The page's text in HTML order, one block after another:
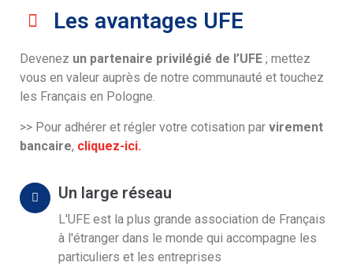
Les avantages UFE
Devenez un partenaire privilégié de l’UFE ; mettez
vous en valeur auprès de notre communauté et touchez
les Français en Pologne.
>> Pour adhérer et régler votre cotisation par virement
bancaire, cliquez-ici.
Un large réseau
L'UFE est la plus grande association de Français
à l'étranger dans le monde qui accompagne les
particuliers et les entreprises